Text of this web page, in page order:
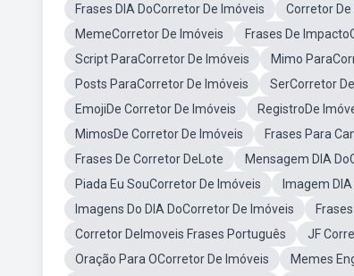
Frases DIA DoCorretor De Imóveis
Corretor De
MemeCorretor De Imóveis
Frases De
Script ParaCorretor De Imóveis
Mimo
Posts ParaCorretor De Imóveis
SerCorretor
EmojiDe Corretor De Imóveis
RegistroDe
MimosDe Corretor De Imóveis
Frases Para
Frases De Corretor DeLote
Mensagem DIA
Piada Eu SouCorretor De Imóveis
Imagem
Imagens Do DIA DoCorretor De Imóveis
Corretor DeImoveis Frases Português
JF
Oração Para OCorretor De Imóveis
Memes